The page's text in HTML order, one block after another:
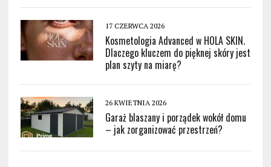
17 CZERWCA 2026
Kosmetologia Advanced w HOLA SKIN.
Dlaczego kluczem do pięknej skóry jest
plan szyty na miarę?
26 KWIETNIA 2026
Garaż blaszany i porządek wokół domu
– jak zorganizować przestrzeń?